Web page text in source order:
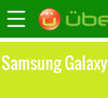
Samsung